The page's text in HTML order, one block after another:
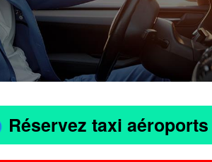
Réservez taxi aéroports